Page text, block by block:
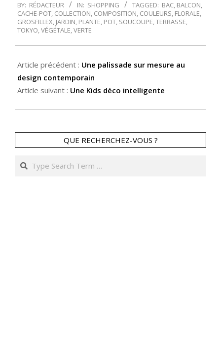
01-
14
BY: RÉDACTEUR IN: SHOPPING TAGGED: BAC, BALCON,
CACHE-POT, COLLECTION, COMPOSITION, COULEURS, FLORALE,
GROSFILLEX, JARDIN, PLANTE, POT, SOUCOUPE,TERRASSE,
TOKYO,VÉGÉTALE,VERTE
Article précédent : Une palissade sur mesure au
design contemporain
Article suivant : Une Kids déco intelligente
QUE RECHERCHEZ-VOUS ?
Search